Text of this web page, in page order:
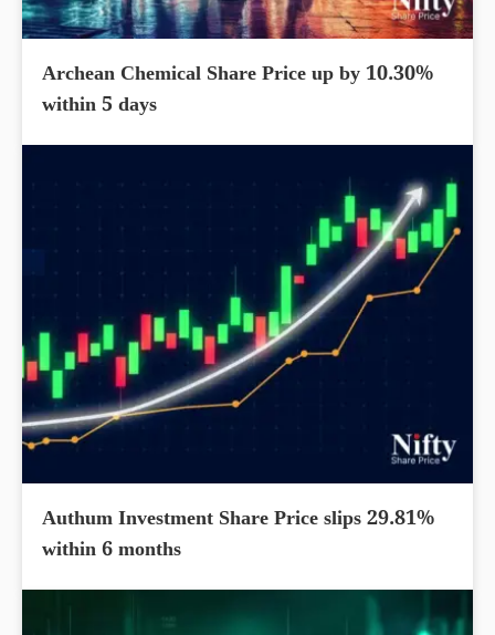
Archean Chemical Share Price up by 10.30%
within 5 days
Authum Investment Share Price slips 29.81%
within 6 months